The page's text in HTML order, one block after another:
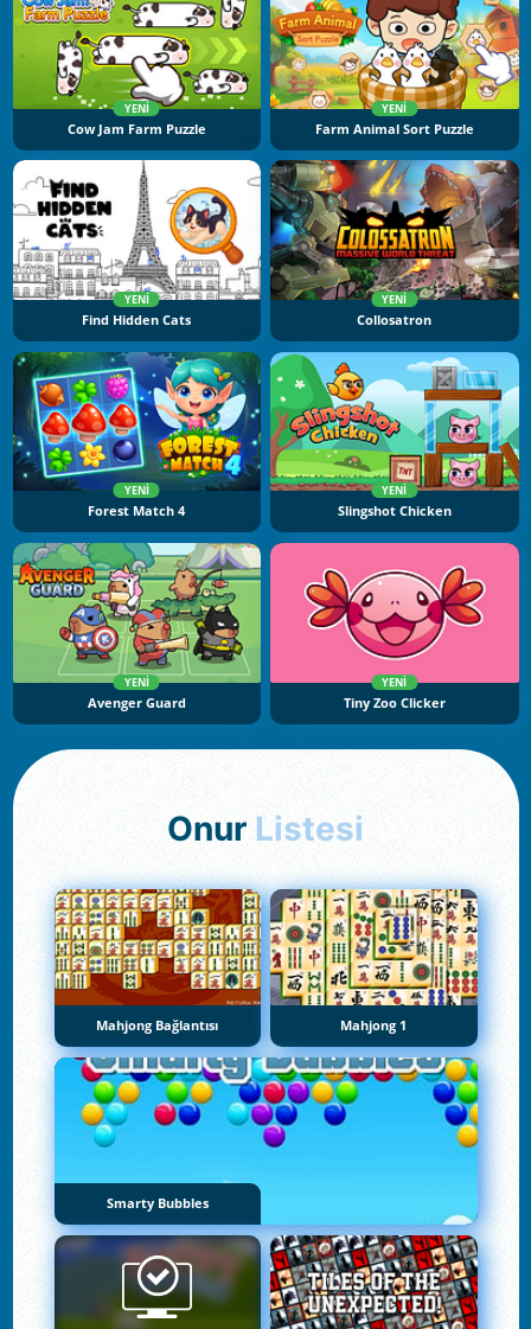
YENI
Cow Jam Farm Puzzle
YENI
Farm Animal Sort Puzzle
YENI
Find Hidden Cats
YENI
Collosatron
YENI
Forest Match 4
YENI
Slingshot Chicken
YENI
Avenger Guard
YENI
Tiny Zoo Clicker
Onur Listesi
Mahjong Bağlantısı Mahjong 1
Smarty Bubbles